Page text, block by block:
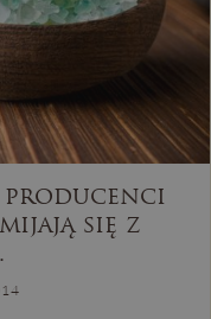
producenci
się z